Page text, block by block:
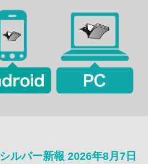
シルバー新報 2026年8月7日